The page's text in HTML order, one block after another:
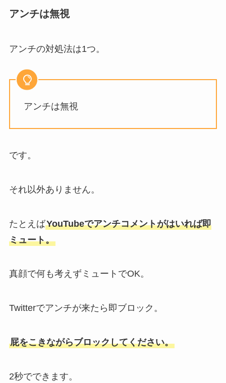
アンチは無視
アンチの対処法は1つ。
アンチは無視
です。
それ以外ありません。
たとえばYouTubeでアンチコメントがはいれば即
ミュート。
真顔で何も考えずミュートでOK。
Twitterでアンチが来たら即ブロック。
屁をこきながらブロックしてください。
2秒でできます。